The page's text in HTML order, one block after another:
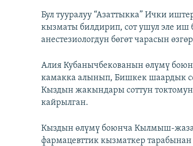
Бул тууралуу “Азаттыкка” Ички
кызматы билдирип, сот ушул эле
анестезиологдун бөгөт чарасын
Алия Кубанычбекованын өлүмү
камакка алынып, Бишкек шаардык
Кыздын жакындары соттун
кайрылган.
Кыздын өлүмү боюнча Кылмыш-
фармацевттик кызматкер